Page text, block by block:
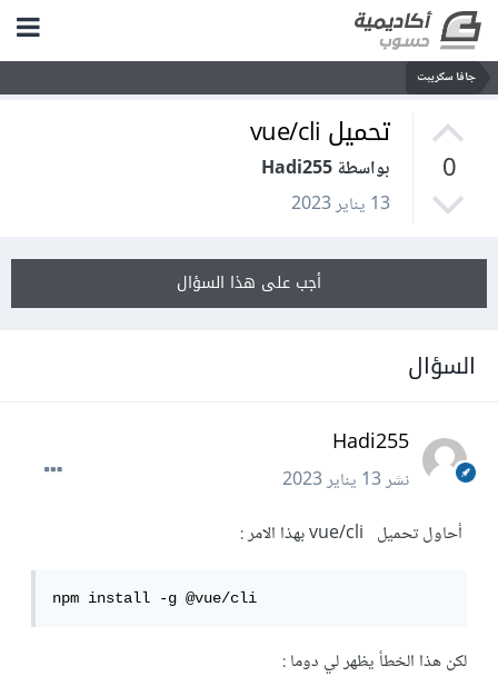
جافا سكريبت
0
تحميل vue/cli
بواسطة Hadi255
13 يناير 2023
أجب على هذا السؤال
السؤال
Hadi255
نشر13 يناير 2023
أحاول تحميل vue/cli بهذا الامر
:
npm install -g @vue/cli
لكن هذا الخطأ يظهر لي دوما